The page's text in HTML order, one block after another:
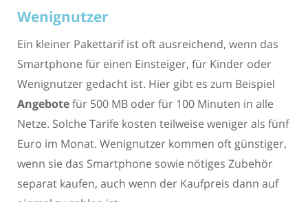
Wenignutzer
Ein kleiner Pakettarif ist oft ausreichend, wenn das
Smartphone für einen Einsteiger, für Kinder oder
Wenignutzer gedacht ist. Hier gibt es zum Beispiel
Angebotefür 500 MB oder für 100 Minuten in alle
Netze. Solche Tarife kosten teilweise weniger als fünf
Euro im Monat. Wenignutzer kommen oft günstiger,
wenn sie das Smartphone sowie nötiges Zubehör
separat kaufen, auch wenn der Kaufpreis dann auf